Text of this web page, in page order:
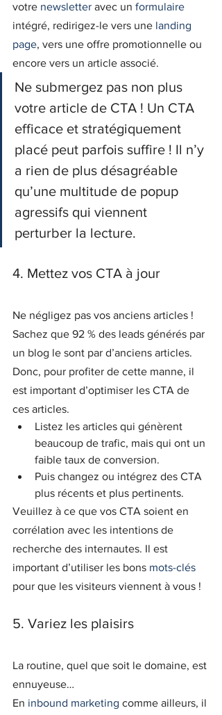
votre newsletter avec un formulaire
intégré, redirigez-le vers une landing
page, vers une offre promotionnelle ou
encore vers un article associé.
Ne submergez pas non plus
votre article de CTA ! Un CTA
efficace et stratégiquement
placé peut parfois suffire ! Il n’y
a rien de plus désagréable
qu’une multitude de popup
agressifs qui viennent
perturber la lecture.
4. Mettez vos CTA à jour
Ne négligez pas vos anciens articles !
Sachez que 92 % des leads générés par
un blog le sont par d’anciens articles.
Donc, pour profiter de cette manne, il
est important d’optimiser les CTA de
ces articles.
Listez les articles qui génèrent
beaucoup de trafic, mais qui ont un
faible taux de conversion.
Puis changez ou intégrez des CTA
plus récents et plus pertinents.
Veuillez à ce que vos CTA soient en
corrélation avec les intentions de
recherche des internautes. Il est
important d’utiliser les bons mots-clés
pour que les visiteurs viennent à vous !
5. Variez les plaisirs
La routine, quel que soit le domaine, est
ennuyeuse…
En inbound marketing comme ailleurs, il